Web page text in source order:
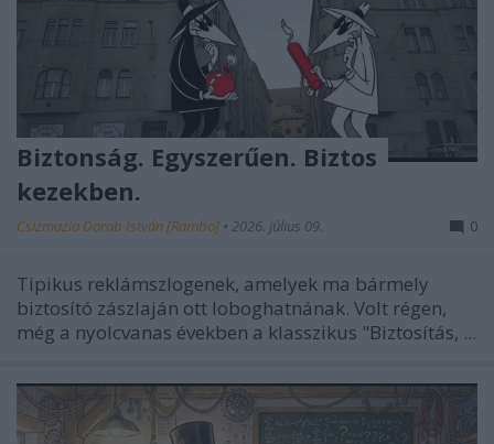
Biztonság. Egyszerűen. Biztos
kezekben.
Csizmazia Darab István [Rambo] • 2026. július 09. 0
Tipikus reklámszlogenek, amelyek ma bármely
biztosító zászlaján ott loboghatnának. Volt régen,
még a nyolcvanas években a klasszikus "Biztosítás, ...